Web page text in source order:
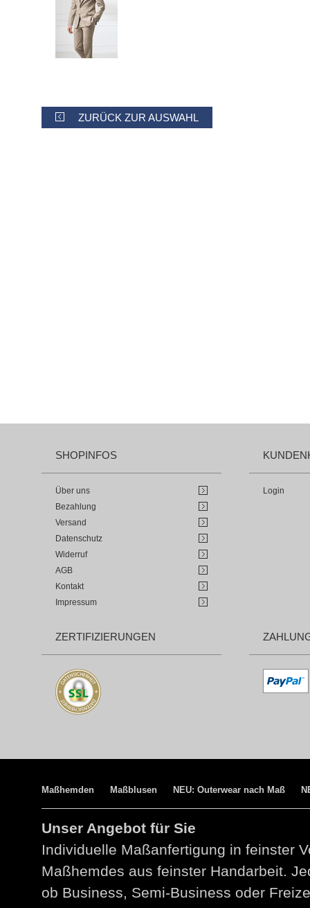
ZURÜCK ZUR AUSWAHL
SHOPINFOS
Über uns
Bezahlung
Versand
Datenschutz
Widerruf
AGB
Kontakt
Impressum
Login
ZERTIFIZIERUNGEN
Maßhemden Maßblusen NEU: Outerwear nach Maß
Unser Angebot für Sie
Individuelle Maßanfertigung in feinster
Maßhemdes aus feinster Handarbeit.
ob Business, Semi-Business oder